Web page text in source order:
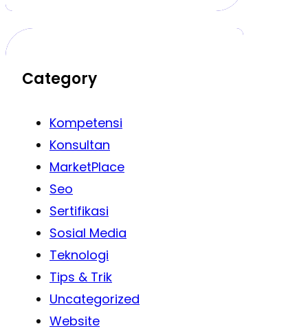
Category
Kompetensi
Konsultan
MarketPlace
Seo
Sertifikasi
Sosial Media
Teknologi
Tips & Trik
Uncategorized
Website